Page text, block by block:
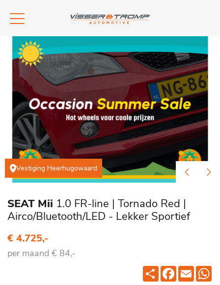
Vestiging Heerhugowaard
SEAT Mii 1.0 FR-line | Tornado Red |
Airco/Bluetooth/LED - Lekker Sportief
€ 4.725,-
per maand € 84,-
Deel Facebook
Email